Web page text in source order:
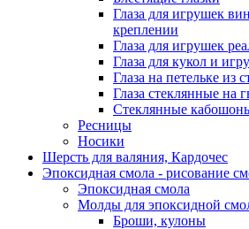
Глаза для игрушек
креплении
Глаза для игрушек
Глаза для кукол и
Глаза на петельке из
Глаза стеклянные на
Стеклянные
Ресницы
Носики
Шерсть для валяния, Кардочес
Эпоксидная смола - рисование
Эпоксидная смола
Молды для эпоксидной
Броши, кулоны